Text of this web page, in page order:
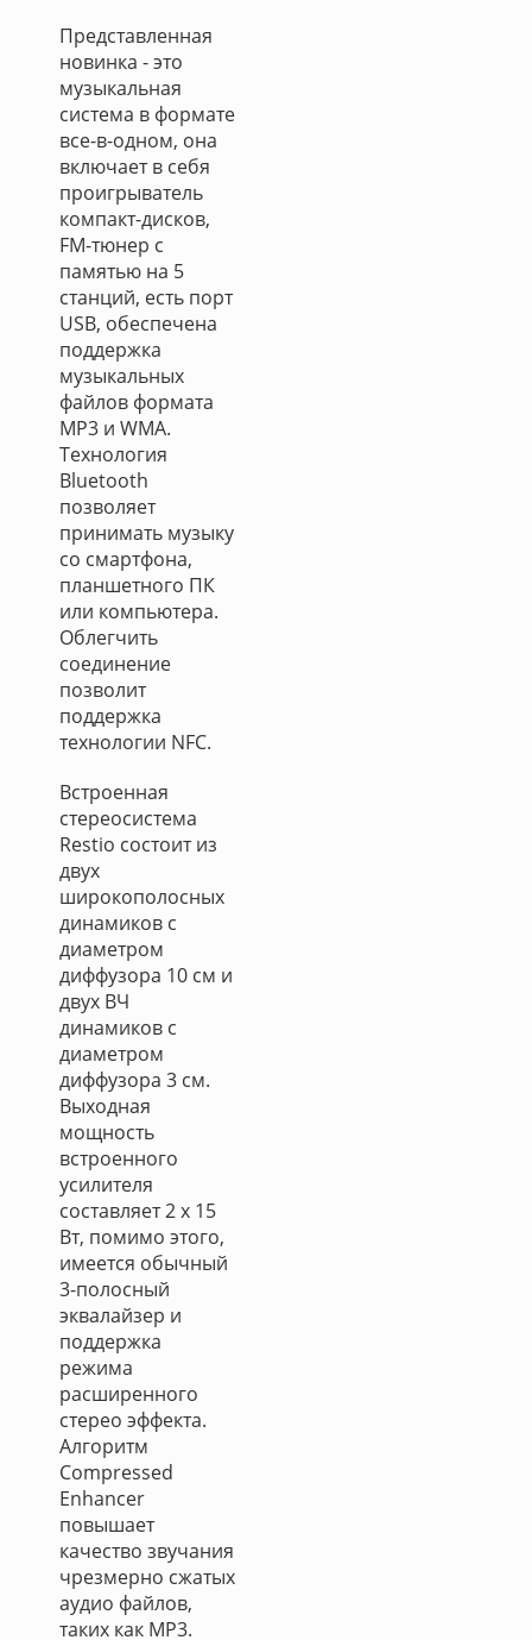
Представленная
новинка - это
музыкальная
система в формате
все-в-одном, она
включает в себя
проигрыватель
компакт-дисков,
FM-тюнер с
памятью на 5
станций, есть порт
USB, обеспечена
поддержка
музыкальных
файлов формата
MP3 и WMA.
Технология
Bluetooth
позволяет
принимать музыку
со смартфона,
планшетного ПК
или компьютера.
Облегчить
соединение
позволит
поддержка
технологии NFC.
Встроенная
стереосистема
Restio состоит из
двух
широкополосных
динамиков с
диаметром
диффузора 10 см и
двух ВЧ
динамиков с
диаметром
диффузора 3 см.
Выходная
мощность
встроенного
усилителя
составляет 2 х 15
Вт, помимо этого,
имеется обычный
3-полосный
эквалайзер и
поддержка
режима
расширенного
стерео эффекта.
Алгоритм
Compressed
Enhancer
повышает
качество звучания
чрезмерно сжатых
аудио файлов,
таких как MP3.